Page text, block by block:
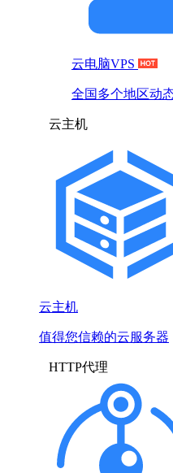
云电脑VPS
全国多个地区动
云主机
云主机
值得您信赖的云服务器
HTTP代理